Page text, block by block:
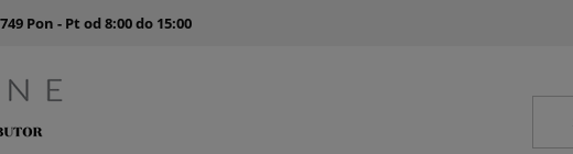
Pon - Pt od 8:00 do 15:00